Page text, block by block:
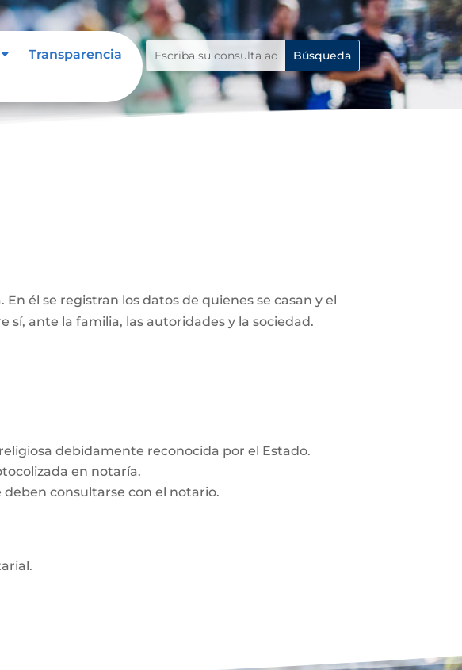
Transparencia
él se registran los datos de quienes se casan y el
ante la familia, las autoridades y la sociedad.
debidamente reconocida por el Estado.
en notaría.
consultarse con el notario.